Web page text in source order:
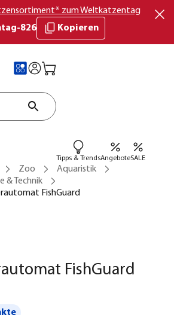
zum Weltkatzentag
826
Kopieren
Tipps & TrendsAngeboteSALE
Zoo
Aquaristik
& Technik
FishGuard
FishGuard